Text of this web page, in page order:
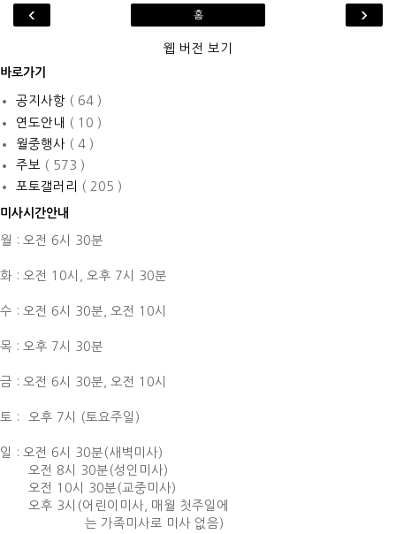
‹ ›
홈
웹 버전 보기
바로가기
공지사항 ( 64 )
연도안내
( 10 )
월중행사 ( 4 )
주보 ( 573 )
포토갤러리
( 205 )
미사시간안내
월 : 오전 6시 30분
화 : 오전 10시, 오후 7시 30분
수 : 오전 6시 30분, 오전 10시
목 : 오후 7시 30분
금 : 오전 6시 30분, 오전 10시
토 : 오후 7시 (토요주일)
일 : 오전 6시 30분(새벽미사)
오전 8시 30분(성인미사)
오전 10시 30분(교중미사)
오후 3시(어린이미사, 매월 첫주일에
는 가족미사로 미사 없음)